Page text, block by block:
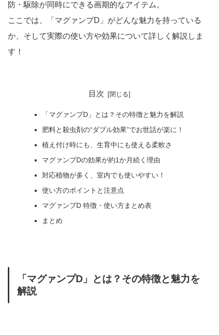
防・駆除が同時にできる画期的なアイテム。
ここでは、「マグァンプD」がどんな魅力を持っている
か、そして実際の使い方や効果について詳しく解説しま
す！
目次
「マグァンプD」とは？その特徴と魅力を解説
肥料と殺虫剤の“ダブル効果”でお世話が楽に！
植え付け時にも、生育中にも使える柔軟さ
マグァンプDの効果が約1か月続く理由
対応植物が多く、室内でも使いやすい！
使い方のポイントと注意点
マグァンプD 特徴・使い方まとめ表
まとめ
「マグァンプD」とは？その特徴と魅力を
解説